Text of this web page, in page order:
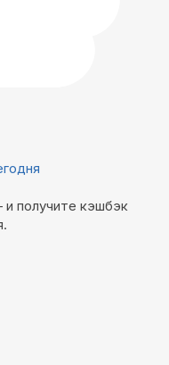
и получите кэшбэк